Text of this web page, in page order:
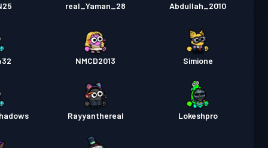
real_Yaman_28 Abdullah_2010
NMCD2013 Simione
Rayyanthereal Lokeshpro